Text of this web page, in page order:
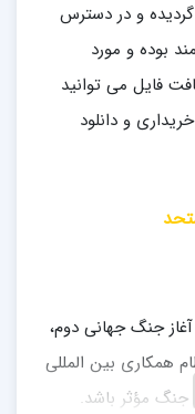
گردیده و در دسترس
بوده و مورد
فایل می توانید
و دانلود
جنگ جهانی دوم،
همکاری بین المللی
جنگ مؤثر باشد.